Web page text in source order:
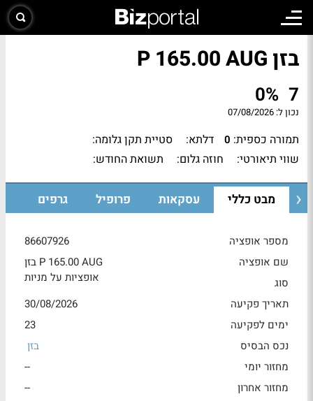
בזן P 165.00 AUG
7
0%
נכון ל: 07/08/2026
תמורה כספית: 0 דלתא:
סטיית תקן גלומה:
שווי תיאורטי:
חוזה גלום: תשואת החודש:
מבט כללי עסקאות פרופיל גרפים
מספר אופציה
86607926
שם אופציה
בזן P 165.00 AUG
סוג
אופציות על מניות
תאריך פקיעה
30/08/2026
ימים לפקיעה
23
נכס הבסיס
בזן
מחזור יומי
--
מחזור אחרון
--